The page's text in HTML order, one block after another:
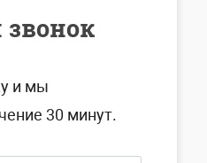
и мы
30 минут.